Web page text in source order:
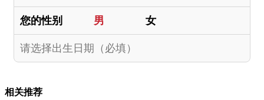
您的性别 男 女
相关推荐